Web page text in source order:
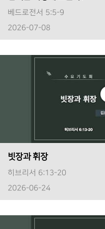
베드로전서 5:5-9
2026-07-08
빗장과 휘장
히브리서 6:13-20
2026-06-24